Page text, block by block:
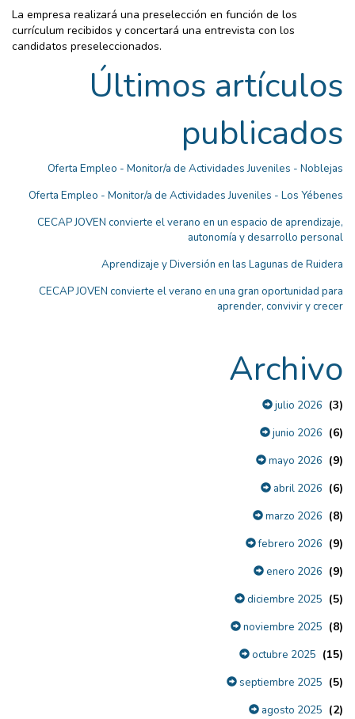
La empresa realizará una preselección en función de los
currículum recibidos y concertará una entrevista con los
candidatos preseleccionados.
Últimos artículos
publicados
Oferta Empleo - Monitor/a de Actividades Juveniles - Noblejas
Oferta Empleo - Monitor/a de Actividades Juveniles - Los Yébenes
CECAP JOVEN convierte el verano en un espacio de aprendizaje,
autonomía y desarrollo personal
Aprendizaje y Diversión en las Lagunas de Ruidera
CECAP JOVEN convierte el verano en una gran oportunidad para
aprender, convivir y crecer
Archivo
julio 2026 (3)
junio 2026 (6)
mayo 2026 (9)
abril 2026 (6)
marzo 2026 (8)
febrero 2026 (9)
enero 2026 (9)
diciembre 2025 (5)
noviembre 2025 (8)
octubre 2025 (15)
septiembre 2025 (5)
agosto 2025 (2)